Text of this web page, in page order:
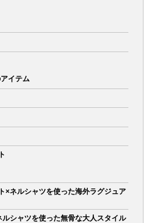
イテム
×ネルシャツを使った海外ラグジュア
シャツを使った無骨な大人スタイル